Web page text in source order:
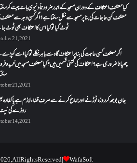
کیا معتکف اعتکاف کے دوران مسجد کے اندر ضرورتاً دنیوی بات چیت کر
معتکف کن حاجات کی بنا پر مسجد سے نکل سکتا ہے؟ اگر کسی وجہ سے معتکف
ٹوٹ گیا تو کیا اس کا اعتکاف بھی ٹوٹ
21, 2021
اگر معتکف کسی حاجت کی بنا پر اعتکاف گاہ سے باہر نکلے تو کیا اسے
چھپانا ضروری ہے؟اعتکاف کی کتنی قسمیں ہیں؟کیا معتکف مسجد میں خرید و
21, 2021
جان بوجھ کر روزہ ٹوڑنے اور جماع کرنے سے صرف قضاء لازم ہے یا کفارہ
روزے کی نیت
14, 2021
All Rights Reserved | WafaSoft